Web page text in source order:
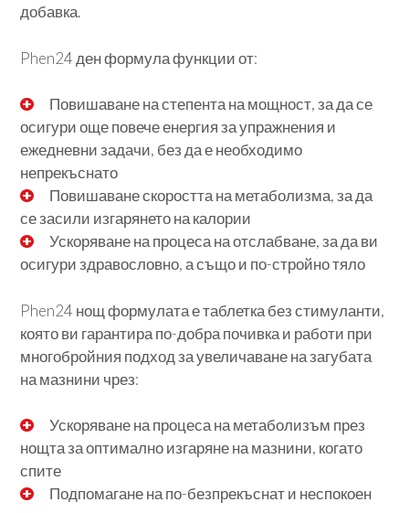
добавка.
Phen24 ден формула функции от:
Повишаване на степента на мощност, за да се
осигури още повече енергия за упражнения и
ежедневни задачи, без да е необходимо
непрекъснато
Повишаване скоростта на метаболизма, за да
се засили изгарянето на калории
Ускоряване на процеса на отслабване, за да ви
осигури здравословно, а също и по-стройно тяло
Phen24 нощ формулата е таблетка без стимуланти,
която ви гарантира по-добра почивка и работи при
многобройния подход за увеличаване на загубата
на мазнини чрез:
Ускоряване на процеса на метаболизъм през
нощта за оптимално изгаряне на мазнини, когато
спите
Подпомагане на по-безпрекъснат и неспокоен